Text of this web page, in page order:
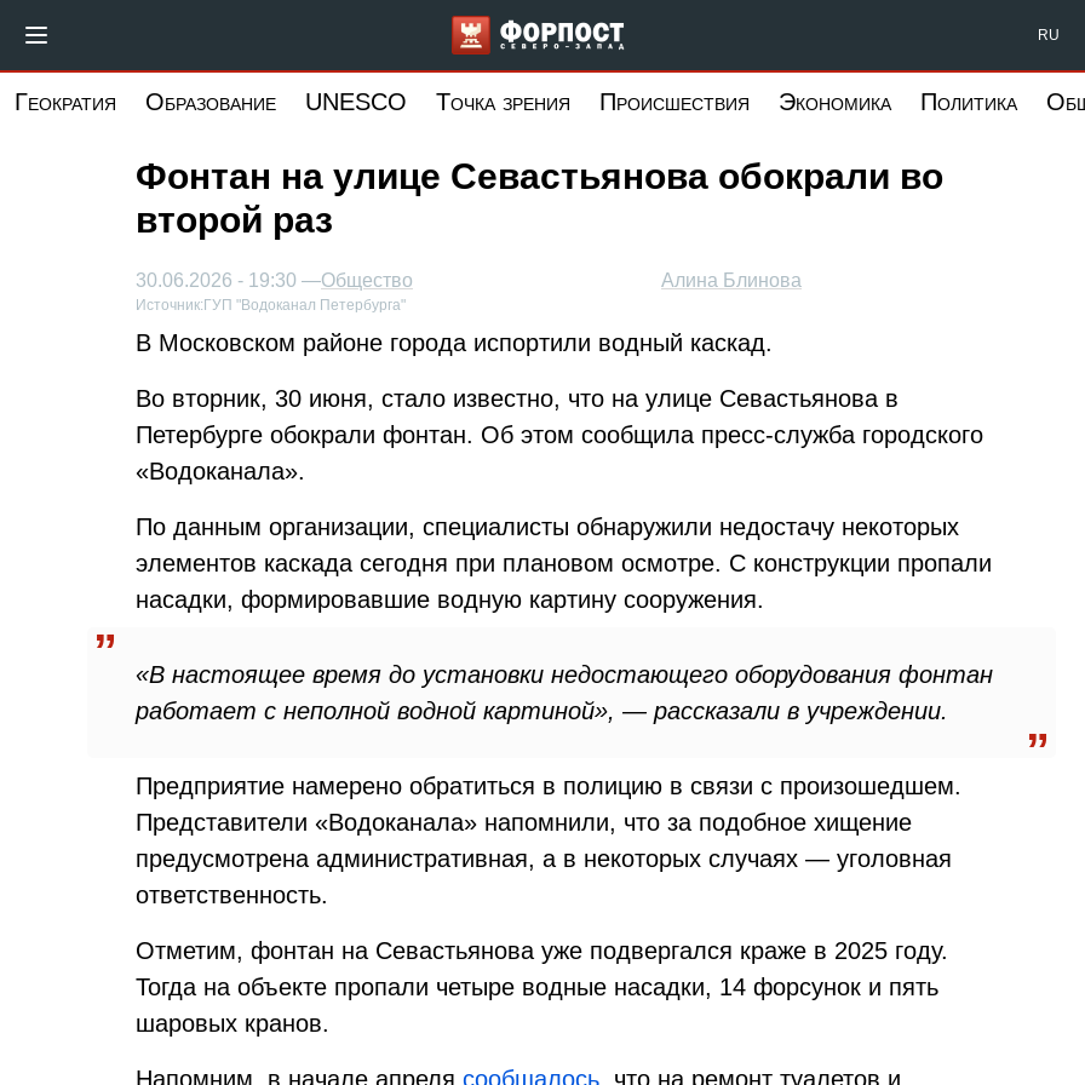
основному
Форпост Северо-Запад RU
Геократия Образование UNESCO Точка зрения Происшествия Экономика Политика
Фонтан на улице Севастьянова обокрали во
второй раз
Алина Блинова
30.06.2026 - 19:30 —Общество
Источник: ГУП "Водоканал Петербурга"
В Московском районе города испортили водный каскад.
Во вторник, 30 июня, стало известно, что на улице Севастьянова в
Петербурге обокрали фонтан. Об этом сообщила пресс-служба городского
«Водоканала».
По данным организации, специалисты обнаружили недостачу некоторых
элементов каскада сегодня при плановом осмотре. С конструкции пропали
насадки, формировавшие водную картину сооружения.
«В настоящее время до установки недостающего оборудования фонтан
работает с неполной водной картиной», — рассказали в учреждении.
Предприятие намерено обратиться в полицию в связи с произошедшем.
Представители «Водоканала» напомнили, что за подобное хищение
предусмотрена административная, а в некоторых случаях — уголовная
ответственность.
Отметим, фонтан на Севастьянова уже подвергался краже в 2025 году.
Тогда на объекте пропали четыре водные насадки, 14 форсунок и пять
шаровых кранов.
Напомним, в начале апреля сообщалось , что на ремонт туалетов и